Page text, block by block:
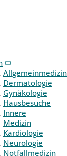
Allgemeinmedizin
Dermatologie
Gynäkologie
Hausbesuche
Innere
Medizin
Kardiologie
Neurologie
Notfallmedizin